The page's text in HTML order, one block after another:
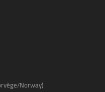
Norway)